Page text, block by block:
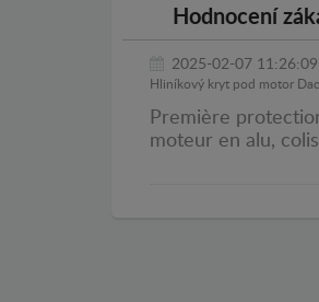
Hodnocení
2025-02-07 11:26:09
Hliníkový kryt pod motor
Première
moteur en alu,